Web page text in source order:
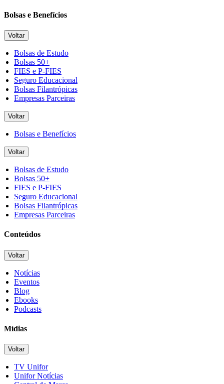
Bolsas e Benefícios
Voltar
Bolsas de Estudo
Bolsas 50+
FIES e P-FIES
Seguro Educacional
Bolsas Filantrópicas
Empresas Parceiras
Voltar
Bolsas e Benefícios
Voltar
Bolsas de Estudo
Bolsas 50+
FIES e P-FIES
Seguro Educacional
Bolsas Filantrópicas
Empresas Parceiras
Conteúdos
Voltar
Notícias
Eventos
Blog
Ebooks
Podcasts
Mídias
Voltar
TV Unifor
Unifor Notícias